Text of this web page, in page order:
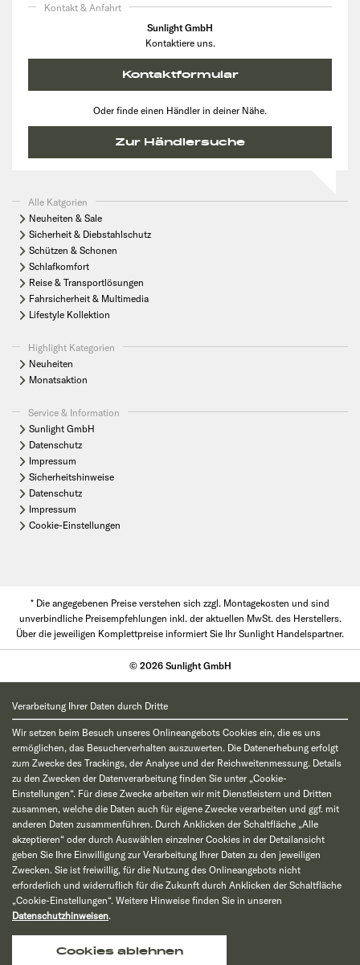
Kontakt & Anfahrt
Sunlight GmbH
Kontaktiere uns.
Kontaktformular
Oder finde einen Händler in deiner Nähe.
Zur Händlersuche
Alle Katgorien
Neuheiten & Sale
Sicherheit & Diebstahlschutz
Schützen & Schonen
Schlafkomfort
Reise & Transportlösungen
Fahrsicherheit & Multimedia
Lifestyle Kollektion
Highlight Kategorien
Neuheiten
Monatsaktion
Service & Information
Sunlight GmbH
Datenschutz
Impressum
Sicherheitshinweise
Datenschutz
Impressum
Cookie-Einstellungen
* Die angegebenen Preise verstehen sich zzgl. Montagekosten und sind
unverbindliche Preisempfehlungen inkl. der aktuellen MwSt. des Herstellers.
Über die jeweiligen Komplettpreise informiert Sie Ihr Sunlight Handelspartner.
© 2026 Sunlight GmbH
Verarbeitung Ihrer Daten durch Dritte
Wir setzen beim Besuch unseres Onlineangebots Cookies ein, die es uns
ermöglichen, das Besucherverhalten auszuwerten. Die Datenerhebung erfolgt
zum Zwecke des Trackings, der Analyse und der Reichweitenmessung. Details
zu den Zwecken der Datenverarbeitung finden Sie unter „Cookie-
Einstellungen“. Für diese Zwecke arbeiten wir mit Dienstleistern und Dritten
zusammen, welche die Daten auch für eigene Zwecke verarbeiten und ggf. mit
anderen Daten zusammenführen. Durch Anklicken der Schaltfläche „Alle
akzeptieren“ oder durch Auswählen einzelner Cookies in der Detailansicht
geben Sie Ihre Einwilligung zur Verarbeitung Ihrer Daten zu den jeweiligen
Zwecken. Sie ist freiwillig, für die Nutzung des Onlineangebots nicht
erforderlich und widerruflich für die Zukunft durch Anklicken der Schaltfläche
„Cookie-Einstellungen“. Weitere Hinweise finden Sie in unseren
Datenschutzhinweisen.
Cookies ablehnen